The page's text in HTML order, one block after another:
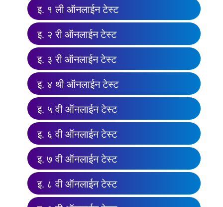
इ. १ ली ऑनलाईन टेस्ट
इ. २ री ऑनलाईन टेस्ट
इ. ३ री ऑनलाईन टेस्ट
इ. ४ थी ऑनलाईन टेस्ट
इ. ५ वी ऑनलाईन टेस्ट
इ. ६ वी ऑनलाईन टेस्ट
इ. ७ वी ऑनलाईन टेस्ट
इ. ८ वी ऑनलाईन टेस्ट